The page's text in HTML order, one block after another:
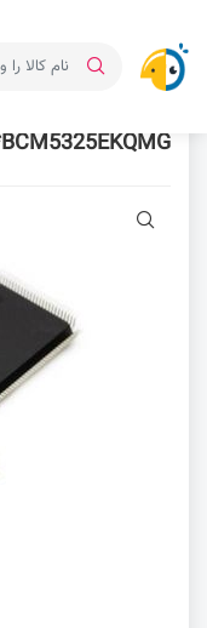
BCM5325EKQMG*